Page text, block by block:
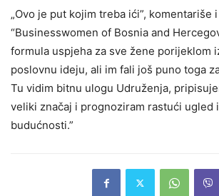
„Ovo je put kojim treba ići”, komentariše
“Businesswomen of Bosnia and
formula uspjeha za sve žene porijeklom
poslovnu ideju, ali im fali još puno toga
Tu vidim bitnu ulogu Udruženja,
veliki značaj i prognoziram rastući ugled
budućnosti.”